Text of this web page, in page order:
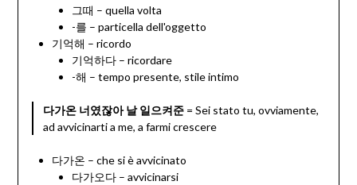
그때 – quella volta
-를 – particella dell'oggetto
기억해 – ricordo
기억하다 – ricordare
-해 – tempo presente, stile intimo
다가온 너였잖아 날 일으켜준= Sei stato tu, ovviamente,
ad avvicinarti a me, a farmi crescere
다가온 – che si è avvicinato
다가오다 – avvicinarsi